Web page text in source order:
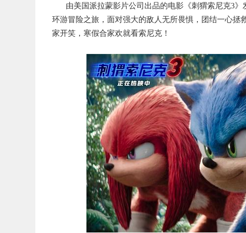
由美国派拉蒙影片公司出品的电影《刺猬索尼克3
环游冒险之旅，面对强大的敌人无所畏惧，团结一心
家开笑，寒假合家欢就看索尼克！